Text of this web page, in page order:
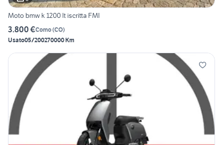
Moto bmw k 1200 lt iscritta FMI
3.800 €Como(CO)
Usato05/200270000 Km